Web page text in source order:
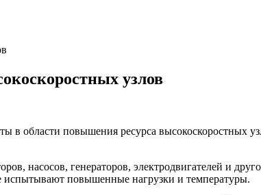
узлов
области повышения ресурса высокоскоростных
насосов, генераторов, электродвигателей и
испытывают повышенные нагрузки и температуры.